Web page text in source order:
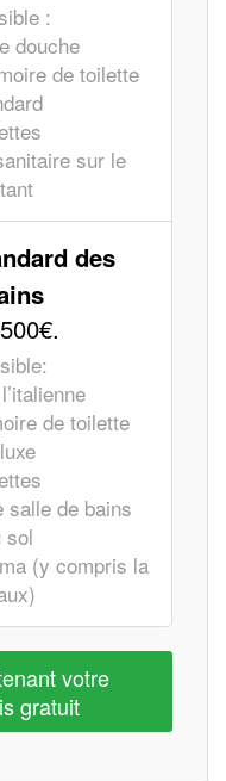
:
douche
de toilette
sur le
des
de toilette
salle de bains
sol
(y compris la
votre
gratuit